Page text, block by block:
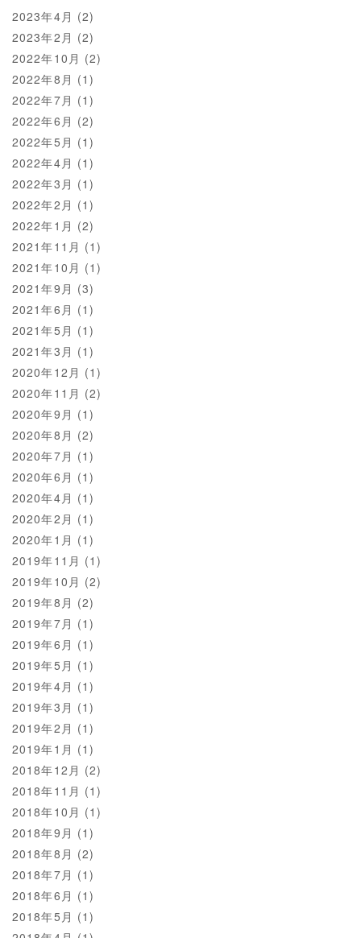
2023年4月 (2)
2023年2月 (2)
2022年10月 (2)
2022年8月 (1)
2022年7月 (1)
2022年6月 (2)
2022年5月 (1)
2022年4月 (1)
2022年3月 (1)
2022年2月 (1)
2022年1月 (2)
2021年11月 (1)
2021年10月 (1)
2021年9月 (3)
2021年6月 (1)
2021年5月 (1)
2021年3月 (1)
2020年12月 (1)
2020年11月 (2)
2020年9月 (1)
2020年8月 (2)
2020年7月 (1)
2020年6月 (1)
2020年4月 (1)
2020年2月 (1)
2020年1月 (1)
2019年11月 (1)
2019年10月 (2)
2019年8月 (2)
2019年7月 (1)
2019年6月 (1)
2019年5月 (1)
2019年4月 (1)
2019年3月 (1)
2019年2月 (1)
2019年1月 (1)
2018年12月 (2)
2018年11月 (1)
2018年10月 (1)
2018年9月 (1)
2018年8月 (2)
2018年7月 (1)
2018年6月 (1)
2018年5月 (1)